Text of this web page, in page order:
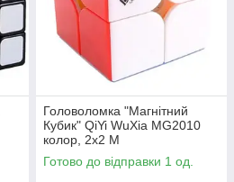
Головоломка "Магнітний
Кубик" QiYi WuXia MG2010
колор, 2x2 M
Готово до відправки 1 од.